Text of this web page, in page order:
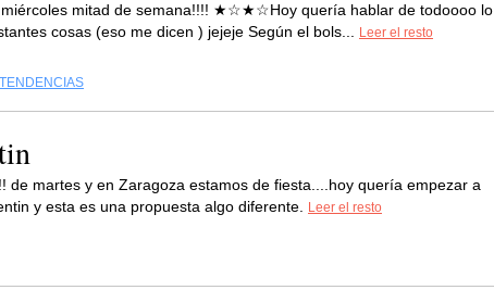
miércoles mitad de semana!!!! ★☆★☆Hoy quería hablar de todoooo lo
cosas (eso me dicen ) jejeje Según el bols...
Leer el resto
TENDENCIAS
de martes y en Zaragoza estamos de fiesta....hoy quería empezar a
y esta es una propuesta algo diferente.
Leer el resto